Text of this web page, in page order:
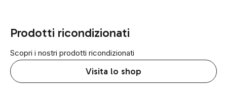
Prodotti ricondizionati
Scopri i nostri prodotti ricondizionati
Visita lo shop